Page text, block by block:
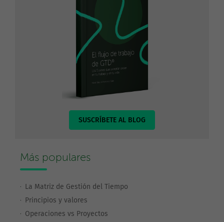
SUSCRÍBETE AL BLOG
Más populares
La Matriz de Gestión del Tiempo
Principios y valores
Operaciones vs Proyectos